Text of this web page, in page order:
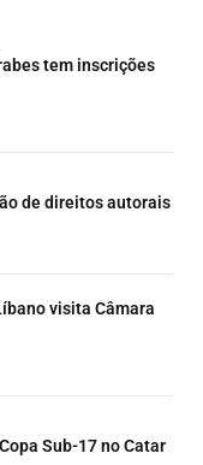
tem inscrições
de direitos autorais
visita Câmara
Sub-17 no Catar